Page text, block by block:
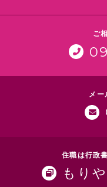
ご
メー
住職は行政
もり